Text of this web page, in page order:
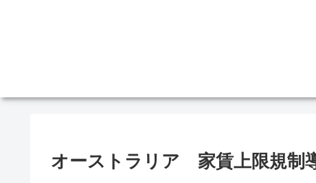
オーストラリア 家賃上限規制